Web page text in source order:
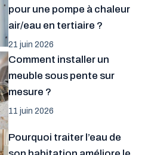
pour une pompe à chaleur
air/eau en tertiaire ?
21 juin 2026
Comment installer un
meuble sous pente sur
mesure ?
11 juin 2026
Pourquoi traiter l’eau de